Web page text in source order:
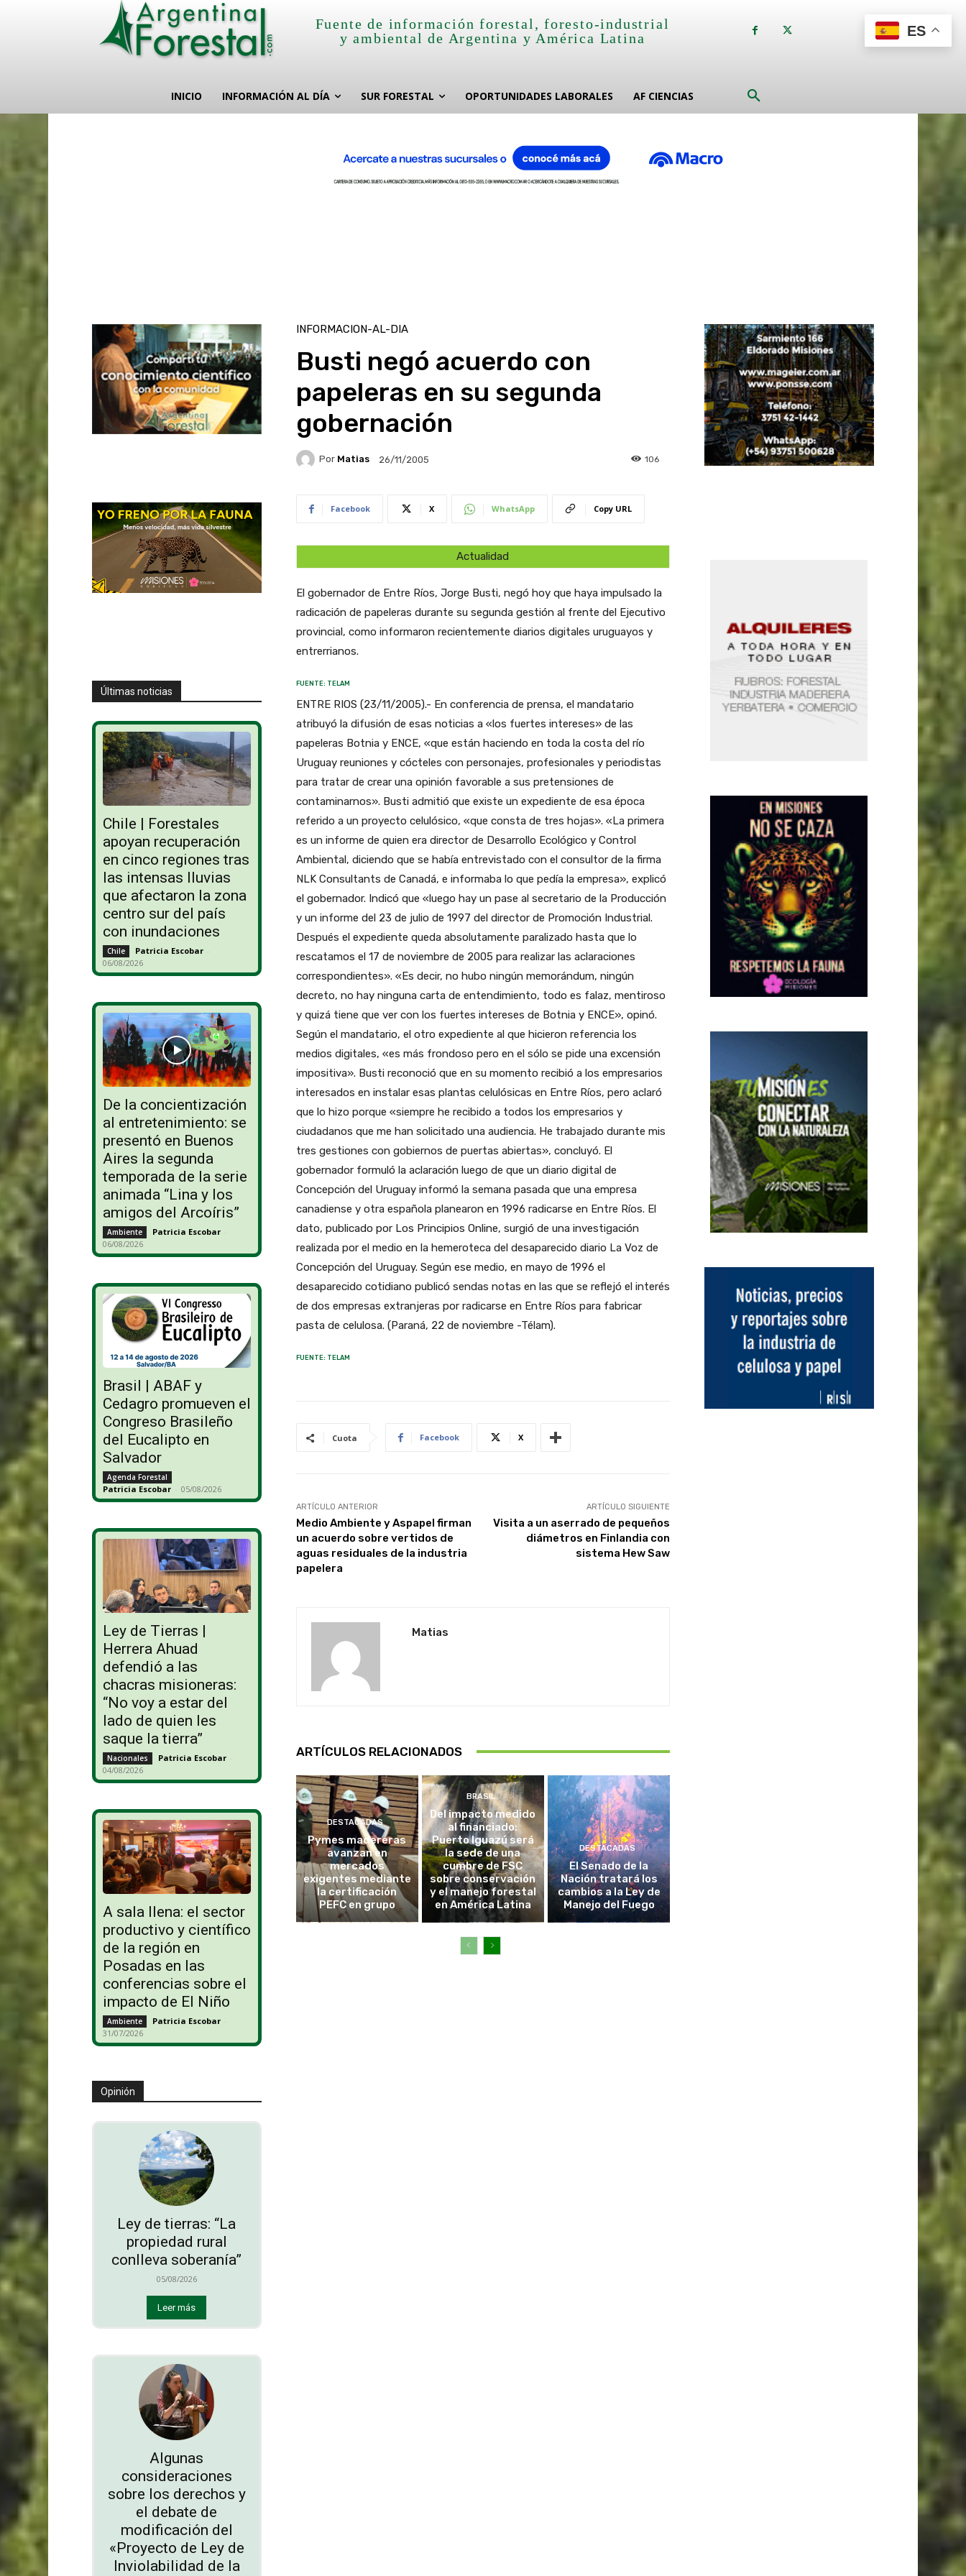
Fuente de información forestal, foresto-industrial
y ambiental de Argentina y América Latina
INICIO INFORMACIÓN AL DÍA SUR FORESTAL OPORTUNIDADES LABORALES AF CIENCIAS
Últimas noticias
Chile | Forestales
apoyan recuperación
en cinco regiones tras
las intensas lluvias
que afectaron la zona
centro sur del país
con inundaciones
Chile Patricia Escobar -
06/08/2026
De la concientización
al entretenimiento: se
presentó en Buenos
Aires la segunda
temporada de la serie
animada “Lina y los
amigos del Arcoíris”
Ambiente Patricia Escobar -
06/08/2026
Brasil | ABAF y
Cedagro promueven el
Congreso Brasileño
del Eucalipto en
Salvador
Agenda Forestal
Patricia Escobar - 05/08/2026
Ley de Tierras |
Herrera Ahuad
defendió a las
chacras misioneras:
“No voy a estar del
lado de quien les
saque la tierra”
Nacionales Patricia Escobar -
04/08/2026
A sala llena: el sector
productivo y científico
de la región en
Posadas en las
conferencias sobre el
impacto de El Niño
Ambiente Patricia Escobar -
31/07/2026
Opinión
Ley de tierras: “La
propiedad rural
conlleva soberanía”
05/08/2026
Leer más
Algunas
consideraciones
sobre los derechos y
el debate de
modificación del
«Proyecto de Ley de
Inviolabilidad de la
INFORMACION-AL-DIA
Busti negó acuerdo con
papeleras en su segunda
gobernación
Por Matias 26/11/2005 106
Facebook X WhatsApp Copy URL
Actualidad
El gobernador de Entre Ríos, Jorge Busti, negó hoy que haya impulsado la
radicación de papeleras durante su segunda gestión al frente del Ejecutivo
provincial, como informaron recientemente diarios digitales uruguayos y
entrerrianos.
FUENTE: TELAM
ENTRE RIOS (23/11/2005).- En conferencia de prensa, el mandatario
atribuyó la difusión de esas noticias a «los fuertes intereses» de las
papeleras Botnia y ENCE, «que están haciendo en toda la costa del río
Uruguay reuniones y cócteles con personajes, profesionales y periodistas
para tratar de crear una opinión favorable a sus pretensiones de
contaminarnos». Busti admitió que existe un expediente de esa época
referido a un proyecto celulósico, «que consta de tres hojas». «La primera
es un informe de quien era director de Desarrollo Ecológico y Control
Ambiental, diciendo que se había entrevistado con el consultor de la firma
NLK Consultants de Canadá, e informaba lo que pedía la empresa», explicó
el gobernador. Indicó que «luego hay un pase al secretario de la Producción
y un informe del 23 de julio de 1997 del director de Promoción Industrial.
Después el expediente queda absolutamente paralizado hasta que lo
rescatamos el 17 de noviembre de 2005 para realizar las aclaraciones
correspondientes». «Es decir, no hubo ningún memorándum, ningún
decreto, no hay ninguna carta de entendimiento, todo es falaz, mentiroso
y quizá tiene que ver con los fuertes intereses de Botnia y ENCE», opinó.
Según el mandatario, el otro expediente al que hicieron referencia los
medios digitales, «es más frondoso pero en el sólo se pide una excensión
impositiva». Busti reconoció que en su momento recibió a los empresarios
interesados en instalar esas plantas celulósicas en Entre Ríos, pero aclaró
que lo hizo porque «siempre he recibido a todos los empresarios y
ciudadanos que me han solicitado una audiencia. He trabajado durante mis
tres gestiones con gobiernos de puertas abiertas», concluyó. El
gobernador formuló la aclaración luego de que un diario digital de
Concepción del Uruguay informó la semana pasada que una empresa
canadiense y otra española planearon en 1996 radicarse en Entre Ríos. El
dato, publicado por Los Principios Online, surgió de una investigación
realizada por el medio en la hemeroteca del desaparecido diario La Voz de
Concepción del Uruguay. Según ese medio, en mayo de 1996 el
desaparecido cotidiano publicó sendas notas en las que se reflejó el interés
de dos empresas extranjeras por radicarse en Entre Ríos para fabricar
pasta de celulosa. (Paraná, 22 de noviembre -Télam).
FUENTE: TELAM
Cuota Facebook X
ARTÍCULO ANTERIOR
Medio Ambiente y Aspapel firman
un acuerdo sobre vertidos de
aguas residuales de la industria
papelera
ARTÍCULO SIGUIENTE
Visita a un aserrado de pequeños
diámetros en Finlandia con
sistema Hew Saw
Matias
ARTÍCULOS RELACIONADOS
DESTACADAS
Pymes madereras
avanzan en
mercados
exigentes mediante
la certificación
PEFC en grupo
BRASIL
Del impacto medido
al financiado:
Puerto Iguazú será
la sede de una
cumbre de FSC
sobre conservación
y el manejo forestal
en América Latina
DESTACADAS
El Senado de la
Nación tratará los
cambios a la Ley de
Manejo del Fuego
ES